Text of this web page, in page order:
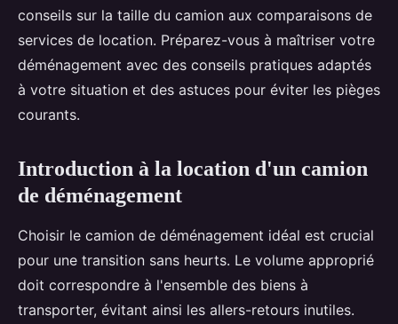
conseils sur la taille du camion aux comparaisons de
services de location. Préparez-vous à maîtriser votre
déménagement avec des conseils pratiques adaptés
à votre situation et des astuces pour éviter les pièges
courants.
Introduction à la location d'un camion
de déménagement
Choisir le camion de déménagement idéal est crucial
pour une transition sans heurts. Le volume approprié
doit correspondre à l'ensemble des biens à
transporter, évitant ainsi les allers-retours inutiles.